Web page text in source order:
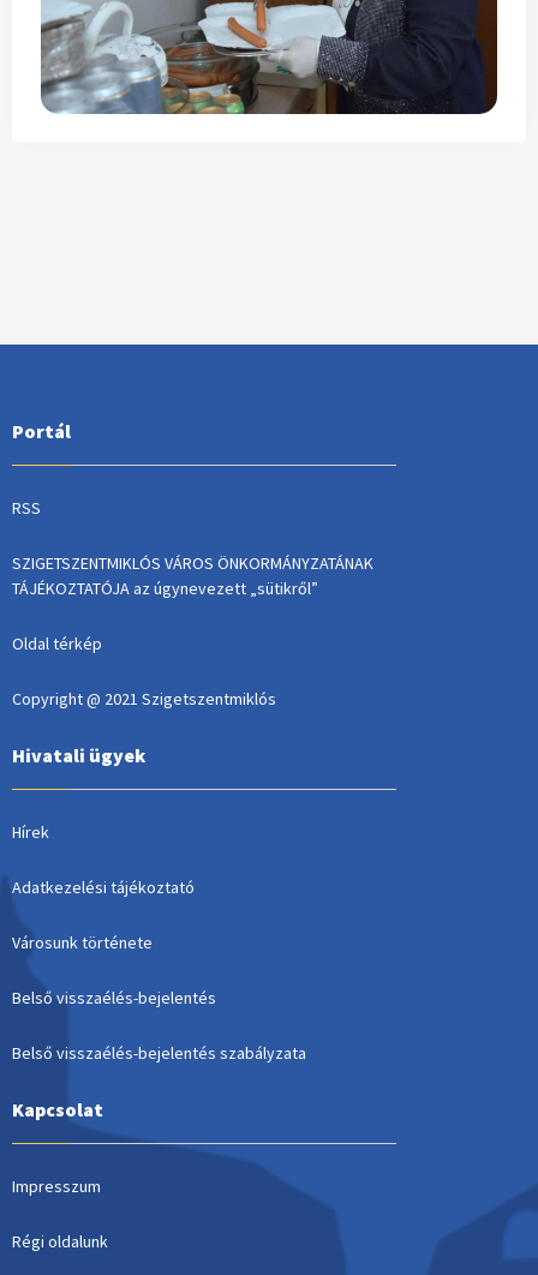
Portál
RSS
SZIGETSZENTMIKLÓS VÁROS ÖNKORMÁNYZATÁNAK
TÁJÉKOZTATÓJA az úgynevezett „sütikről”
Oldal térkép
Copyright @ 2021 Szigetszentmiklós
Hivatali ügyek
Hírek
Adatkezelési tájékoztató
Városunk története
Belső visszaélés-bejelentés
Belső visszaélés-bejelentés szabályzata
Kapcsolat
Impresszum
Régi oldalunk